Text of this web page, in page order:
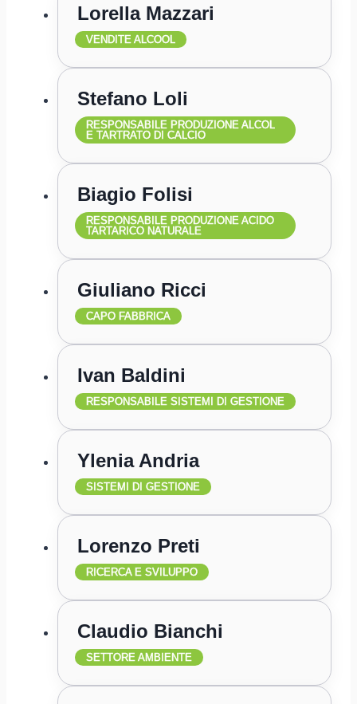
Lorella Mazzari
VENDITE ALCOOL
Stefano Loli
RESPONSABILE PRODUZIONE ALCOL
E TARTRATO DI CALCIO
Biagio Folisi
RESPONSABILE PRODUZIONE ACIDO
TARTARICO NATURALE
Giuliano Ricci
CAPO FABBRICA
Ivan Baldini
RESPONSABILE SISTEMI DI GESTIONE
Ylenia Andria
SISTEMI DI GESTIONE
Lorenzo Preti
RICERCA E SVILUPPO
Claudio Bianchi
SETTORE AMBIENTE